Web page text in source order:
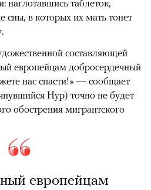
наглотавшись таблеток,
сны, в которых их мать тонет
составляющей
европейцам добросердечный
нас спасти!» — сообщает
Нур) точно не будет
обострения мигрантского
европейцам